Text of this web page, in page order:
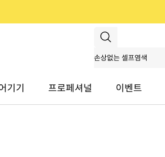
기기 프로페셔널 이벤트